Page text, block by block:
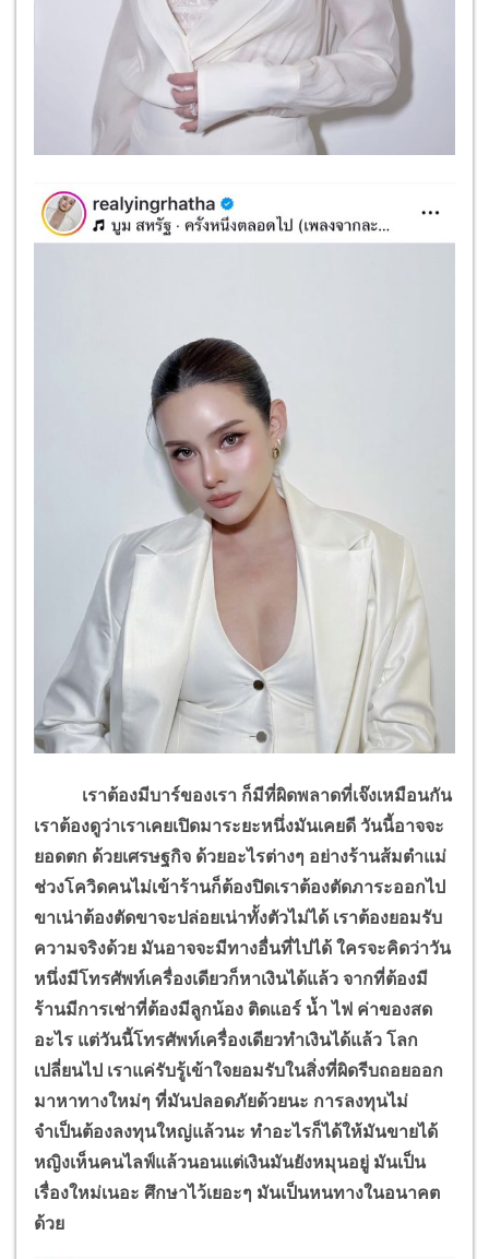
เราต้องมีบาร์ของเรา ก็มีที่ผิดพลาดที่เจ๊งเหมือนกัน
เราต้องดูว่าเราเคยเปิดมาระยะหนึ่งมันเคยดี วันนี้อาจจะ
ยอดตก ด้วยเศรษฐกิจ ด้วยอะไรต่างๆ อย่างร้านส้มตำแม่
ช่วงโควิดคนไม่เข้าร้านก็ต้องปิดเราต้องตัดภาระออกไป
ขาเน่าต้องตัดขาจะปล่อยเน่าทั้งตัวไม่ได้ เราต้องยอมรับ
ความจริงด้วย มันอาจจะมีทางอื่นที่ไปได้ ใครจะคิดว่าวัน
หนึ่งมีโทรศัพท์เครื่องเดียวก็หาเงินได้แล้ว จากที่ต้องมี
ร้านมีการเช่าที่ต้องมีลูกน้อง ติดแอร์ น้ำ ไฟ ค่าของสด
อะไร แต่วันนี้โทรศัพท์เครื่องเดียวทำเงินได้แล้ว โลก
เปลี่ยนไป เราแค่รับรู้เข้าใจยอมรับในสิ่งที่ผิดรีบถอยออก
มาหาทางใหม่ๆ ที่มันปลอดภัยด้วยนะ การลงทุนไม่
จำเป็นต้องลงทุนใหญ่แล้วนะ ทำอะไรก็ได้ให้มันขายได้
หญิงเห็นคนไลฟ์แล้วนอนแต่เงินมันยังหมุนอยู่ มันเป็น
เรื่องใหม่เนอะ ศึกษาไว้เยอะๆ มันเป็นหนทางในอนาคต
ด้วย